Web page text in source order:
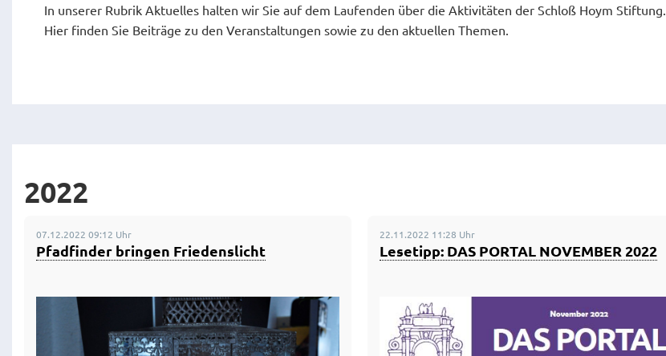
In unserer Rubrik Aktuelles halten wir Sie auf dem Laufenden über die Aktivitäten der Schloß Hoym Stiftung.
Hier finden Sie Beiträge zu den Veranstaltungen sowie zu den aktuellen Themen.
2022
07.12.2022 09:12 Uhr
Pfadfinder bringen Friedenslicht
22.11.2022 11:28 Uhr
Lesetipp: DAS PORTAL NOVEMBER 2022